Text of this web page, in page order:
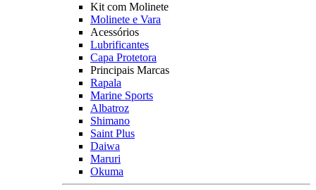
Kit com Molinete
Molinete e Vara
Acessórios
Lubrificantes
Capa Protetora
Principais Marcas
Rapala
Marine Sports
Albatroz
Shimano
Saint Plus
Daiwa
Maruri
Okuma